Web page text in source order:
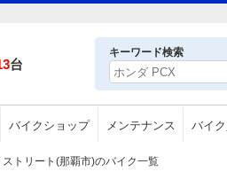
台
キーワード検索
バイクショップ メンテナンス バイ
ストリート(那覇市)のバイク一覧